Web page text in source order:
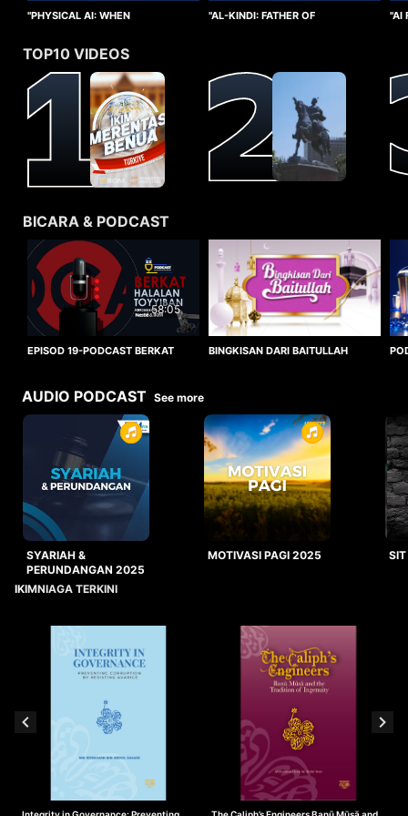
"PHYSICAL AI: WHEN
"AL-KINDI: FATHER OF
"AI
TOP10 VIDEOS
BICARA & PODCAST
58:05
EPISOD 19-PODCAST BERKAT
BINGKISAN DARI BAITULLAH
AUDIO PODCAST See more
SYARIAH &
PERUNDANGAN 2025
MOTIVASI PAGI 2025
IKIMNIAGA TERKINI